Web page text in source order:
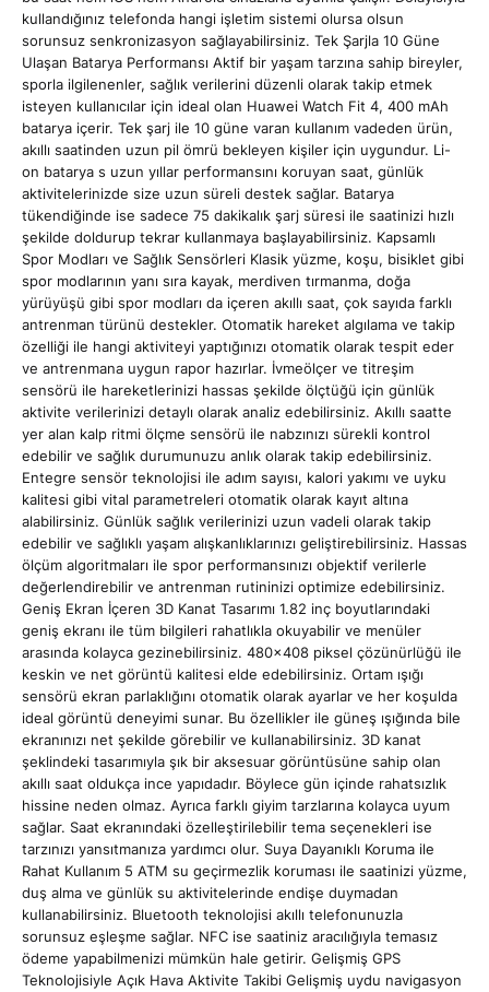
kullandığınız telefonda hangi işletim sistemi olursa olsun
sorunsuz senkronizasyon sağlayabilirsiniz. Tek Şarjla 10 Güne
Ulaşan Batarya Performansı Aktif bir yaşam tarzına sahip bireyler,
sporla ilgilenenler, sağlık verilerini düzenli olarak takip etmek
isteyen kullanıcılar için ideal olan Huawei Watch Fit 4, 400 mAh
batarya içerir. Tek şarj ile 10 güne varan kullanım vadeden ürün,
akıllı saatinden uzun pil ömrü bekleyen kişiler için uygundur. Li-
on batarya s uzun yıllar performansını koruyan saat, günlük
aktivitelerinizde size uzun süreli destek sağlar. Batarya
tükendiğinde ise sadece 75 dakikalık şarj süresi ile saatinizi hızlı
şekilde doldurup tekrar kullanmaya başlayabilirsiniz. Kapsamlı
Spor Modları ve Sağlık Sensörleri Klasik yüzme, koşu, bisiklet gibi
spor modlarının yanı sıra kayak, merdiven tırmanma, doğa
yürüyüşü gibi spor modları da içeren akıllı saat, çok sayıda farklı
antrenman türünü destekler. Otomatik hareket algılama ve takip
özelliği ile hangi aktiviteyi yaptığınızı otomatik olarak tespit eder
ve antrenmana uygun rapor hazırlar. İvmeölçer ve titreşim
sensörü ile hareketlerinizi hassas şekilde ölçtüğü için günlük
aktivite verilerinizi detaylı olarak analiz edebilirsiniz. Akıllı saatte
yer alan kalp ritmi ölçme sensörü ile nabzınızı sürekli kontrol
edebilir ve sağlık durumunuzu anlık olarak takip edebilirsiniz.
Entegre sensör teknolojisi ile adım sayısı, kalori yakımı ve uyku
kalitesi gibi vital parametreleri otomatik olarak kayıt altına
alabilirsiniz. Günlük sağlık verilerinizi uzun vadeli olarak takip
edebilir ve sağlıklı yaşam alışkanlıklarınızı geliştirebilirsiniz. Hassas
ölçüm algoritmaları ile spor performansınızı objektif verilerle
değerlendirebilir ve antrenman rutininizi optimize edebilirsiniz.
Geniş Ekran İçeren 3D Kanat Tasarımı 1.82 inç boyutlarındaki
geniş ekranı ile tüm bilgileri rahatlıkla okuyabilir ve menüler
arasında kolayca gezinebilirsiniz. 480x408 piksel çözünürlüğü ile
keskin ve net görüntü kalitesi elde edebilirsiniz. Ortam ışığı
sensörü ekran parlaklığını otomatik olarak ayarlar ve her koşulda
ideal görüntü deneyimi sunar. Bu özellikler ile güneş ışığında bile
ekranınızı net şekilde görebilir ve kullanabilirsiniz. 3D kanat
şeklindeki tasarımıyla şık bir aksesuar görüntüsüne sahip olan
akıllı saat oldukça ince yapıdadır. Böylece gün içinde rahatsızlık
hissine neden olmaz. Ayrıca farklı giyim tarzlarına kolayca uyum
sağlar. Saat ekranındaki özelleştirilebilir tema seçenekleri ise
tarzınızı yansıtmanıza yardımcı olur. Suya Dayanıklı Koruma ile
Rahat Kullanım 5 ATM su geçirmezlik koruması ile saatinizi yüzme,
duş alma ve günlük su aktivitelerinde endişe duymadan
kullanabilirsiniz. Bluetooth teknolojisi akıllı telefonunuzla
sorunsuz eşleşme sağlar. NFC ise saatiniz aracılığıyla temasız
ödeme yapabilmenizi mümkün hale getirir. Gelişmiş GPS
Teknolojisiyle Açık Hava Aktivite Takibi Gelişmiş uydu navigasyon